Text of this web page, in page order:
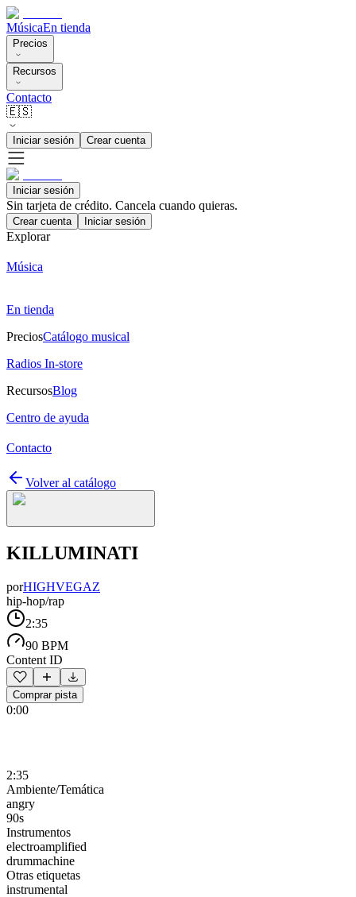
MúsicaEn tienda
Precios
Recursos
Contacto
🇪🇸
Iniciar sesión Crear cuenta
Iniciar sesión
Sin tarjeta de crédito. Cancela cuando quieras.
Crear cuenta Iniciar sesión
Explorar
Música
En tienda
PreciosCatálogo musical
Radios In-store
RecursosBlog
Centro de ayuda
Contacto
Volver al catálogo
KILLUMINATI
porHIGHVEGAZ
hip-hop/rap
2:35
90 BPM
Content ID
Comprar pista
0:00
2:35
Ambiente/Temática
angry
90s
Instrumentos
electroamplified
drummachine
Otras etiquetas
instrumental